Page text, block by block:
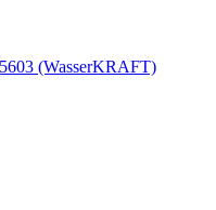
(WasserKRAFT)